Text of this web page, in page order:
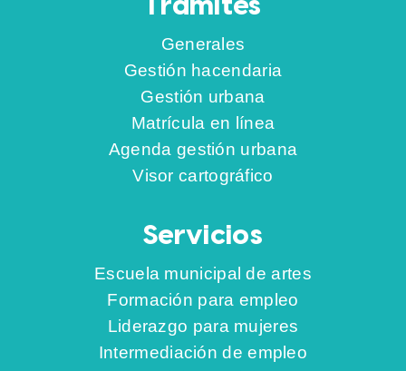
Trámites
Generales
Gestión hacendaria
Gestión urbana
Matrícula en línea
Agenda gestión urbana
Visor cartográfico
Servicios
Escuela municipal de artes
Formación para empleo
Liderazgo para mujeres
Intermediación de empleo